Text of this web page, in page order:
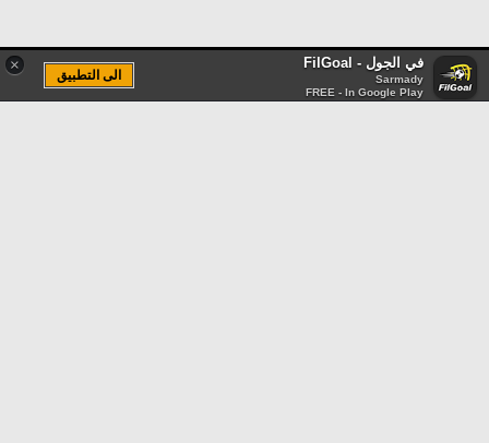
× في الجول - FilGoal
Sarmady
FREE - In Google Play
الى التطبيق